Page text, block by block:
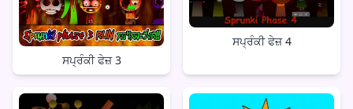
ਸਪ੍ਰੰਕੀ ਫੇਜ਼ 3
ਸਪ੍ਰੰਕੀ ਫੇਜ਼ 4